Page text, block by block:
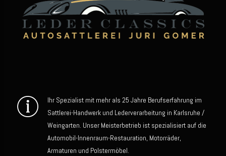
Ihr Spezialist mit mehr als 25 Jahre Berufserfahrung im
Sattlerei-Handwerk und Lederverarbeitung in Karlsruhe /
Weingarten. Unser Meisterbetrieb ist spezialisiert auf die
Automobil-Innenraum-Restauration, Motorräder,
Armaturen und Polstermöbel.